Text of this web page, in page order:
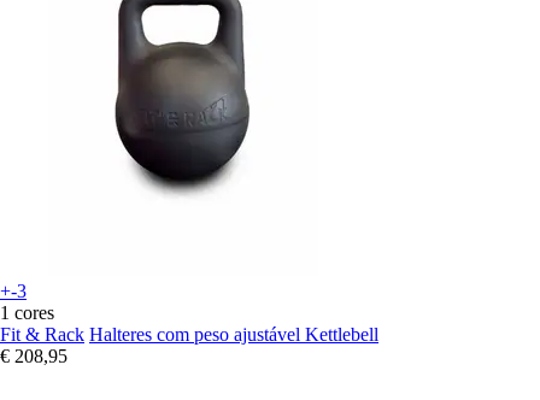
+-3
1 cores
Fit & Rack Halteres com peso ajustável Kettlebell
€ 208,95